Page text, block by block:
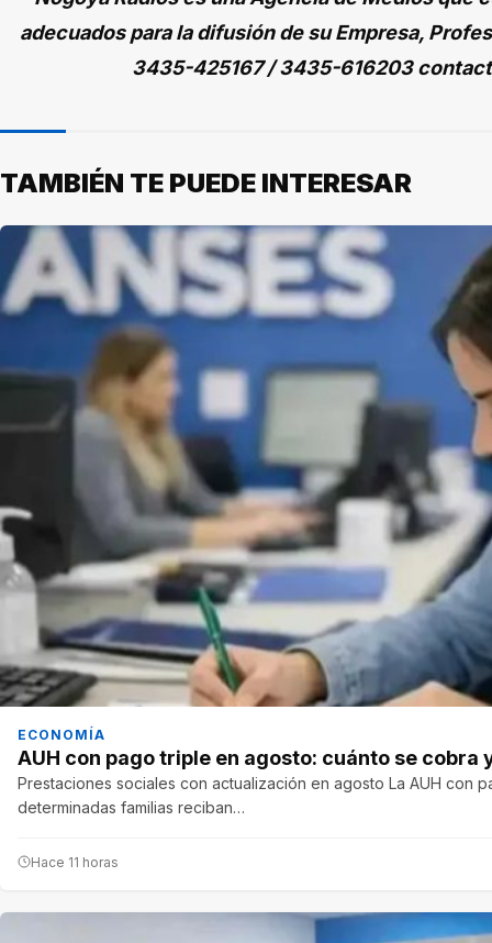
adecuados para la difusión de su Empresa,
3435-425167 / 3435-616203
TAMBIÉN TE PUEDE INTERESAR
ECONOMÍA
AUH con pago triple en agosto: cuánto se cobra
Prestaciones sociales con actualización en agosto La AUH con
determinadas familias reciban…
Hace 11 horas